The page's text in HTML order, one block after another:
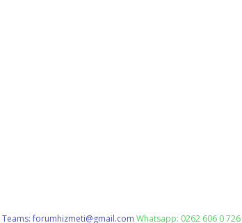
Teams:forumhizmeti@gmail.com Whatsapp: 0262 606 0 726